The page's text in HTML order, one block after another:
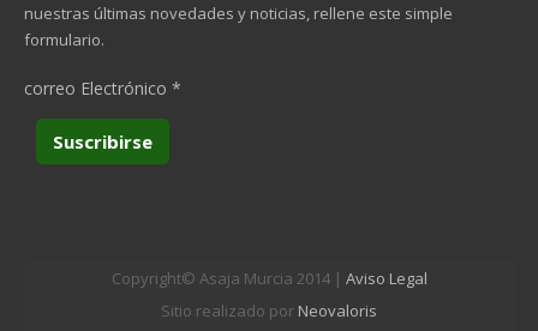
nuestras últimas novedades y noticias, rellene este simple
formulario.
correo Electrónico *
Copyright© Asaja Murcia 2014 | Aviso Legal
Sitio realizado por Neovaloris